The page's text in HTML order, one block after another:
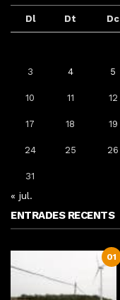
Dl Dt Dc
3 4 5
10 11 12
17 18 19
24 25 26
31
« jul.
ENTRADES RECENTS
01